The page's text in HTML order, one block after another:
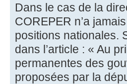
Dans le cas de la
COREPER n’a
positions nationales.
dans l’article : « Au
permanentes des
proposées par la